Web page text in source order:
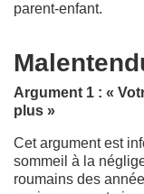
parent-enfant.
Argument 1 : «
plus »
Cet argument est
sommeil à la
roumains des